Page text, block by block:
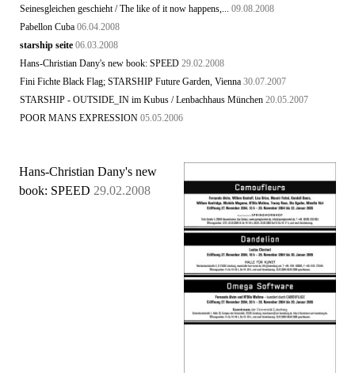
Seinesgleichen geschieht / The like of it now happens,... 09.08.2008
Pabellon Cuba 06.04.2008
starship seite 06.03.2008
Hans-Christian Dany's new book: SPEED 29.02.2008
Fini Fichte Black Flag; STARSHIP Future Garden, Vienna 30.07.2007
STARSHIP - OUTSIDE_IN im Kubus / Lenbachhaus München 20.05.2007
POOR MANS EXPRESSION 05.05.2006
Hans-Christian Dany's new
book: SPEED 29.02.2008